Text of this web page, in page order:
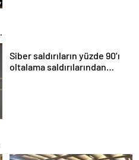
Siber saldırıların yüzde 90’ı
oltalama saldırılarından